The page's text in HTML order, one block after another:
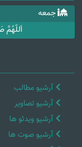
جمعه
آرشیو مطالب
آرشیو تصاویر
آرشیو ویدئو ها
آرشیو صوت ها